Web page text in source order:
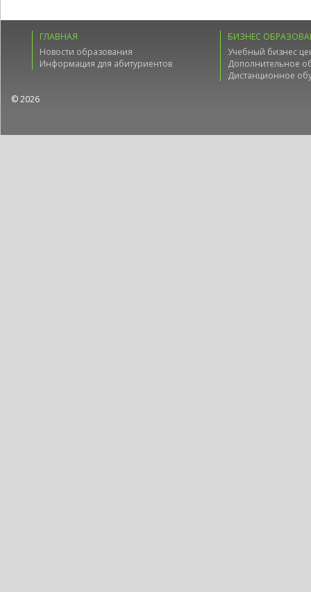
ГЛАВНАЯ
Новости образования
Информация для абитуриентов
БИЗНЕС
Учебный бизнес
Дополнительное
Дистанционное
© 2026